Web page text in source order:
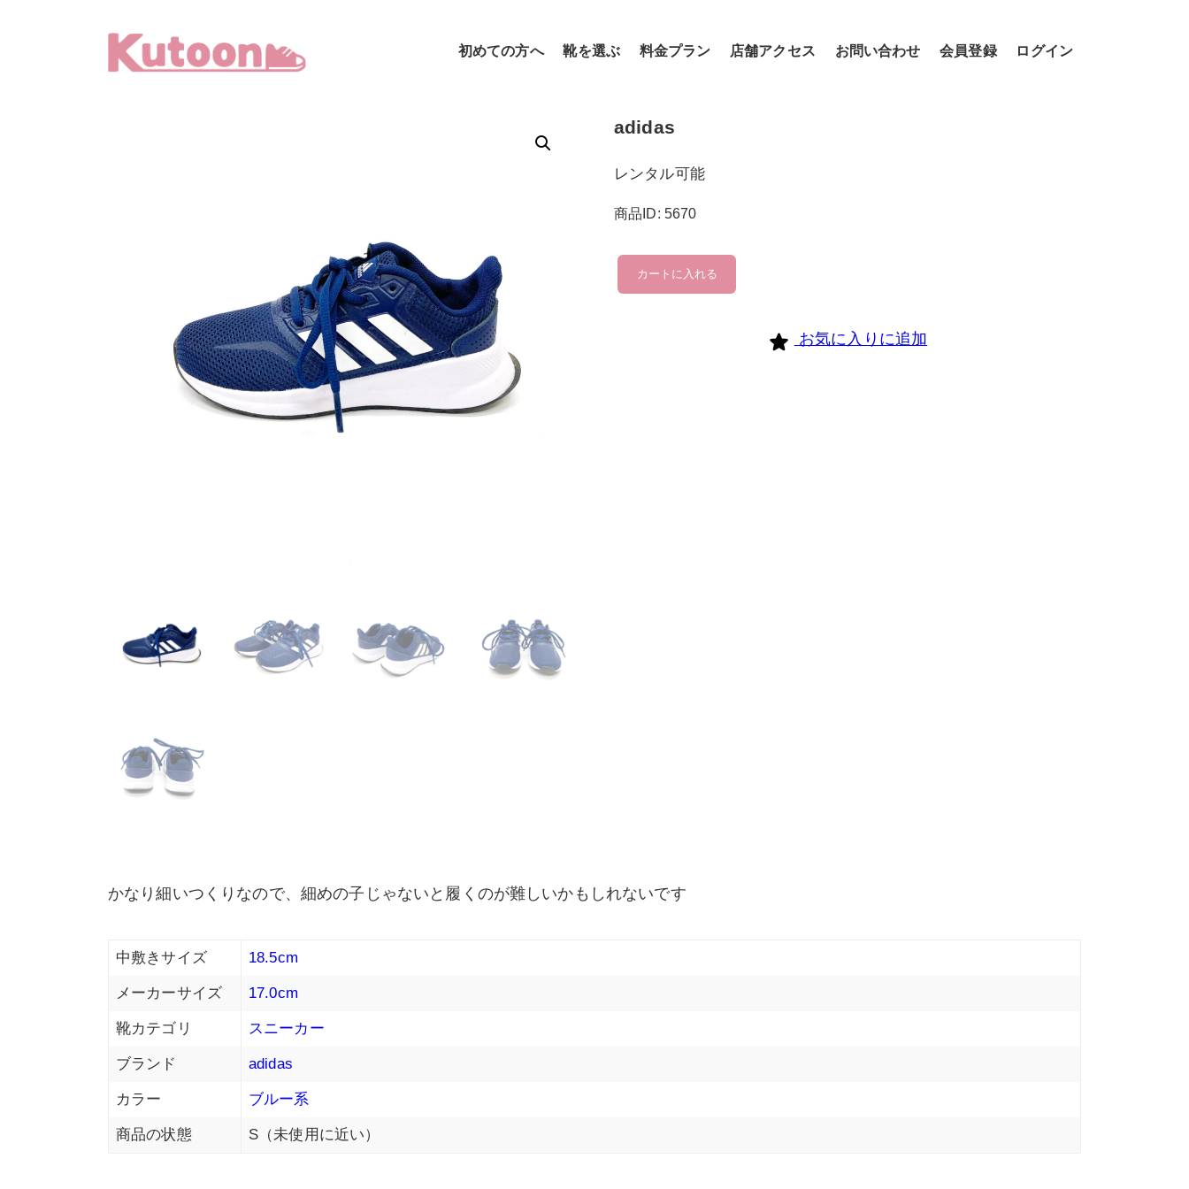
初めての方へ 靴を選ぶ 料金プラン 店舗アクセス お問い合わせ 会員登録 ログイン
adidas
レンタル可能
商品ID: 5670
adidas
個
カートに入れる
お気に入りに追加
かなり細いつくりなので、細めの子じゃないと履くのが難しいかもしれないです
中敷きサイズ 18.5cm
メーカーサイズ 17.0cm
靴カテゴリ スニーカー
ブランド adidas
カラー ブルー系
商品の状態 S（未使用に近い）